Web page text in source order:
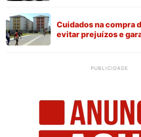
Cuidados na compra
evitar prejuízos e
PUBLICIDADE